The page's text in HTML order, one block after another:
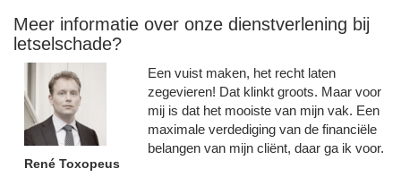
Meer informatie over onze dienstverlening bij
letselschade?
René Toxopeus
Een vuist maken, het recht laten
zegevieren! Dat klinkt groots. Maar voor
mij is dat het mooiste van mijn vak. Een
maximale verdediging van de financiële
belangen van mijn cliënt, daar ga ik voor.